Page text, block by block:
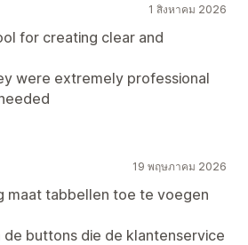
1 สิงหาคม 2026
for creating clear and
were extremely professional
19 พฤษภาคม 2026
maat tabbellen toe te voegen
de buttons die de klantenservice